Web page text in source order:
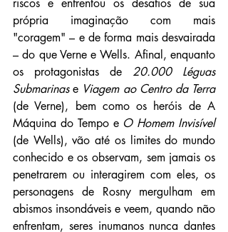
riscos e enfrentou os desafios de sua
própria imaginação com mais
"coragem" – e de forma mais desvairada
– do que Verne e Wells. Afinal, enquanto
os protagonistas de 20.000 Léguas
Submarinas e Viagem ao Centro da Terra
(de Verne), bem como os heróis de A
Máquina do Tempo e
O Homem Invisível
(de Wells), vão até os limites do mundo
conhecido e os observam, sem jamais os
penetrarem ou interagirem com eles, os
personagens de Rosny mergulham em
abismos insondáveis e veem, quando não
enfrentam, seres inumanos nunca dantes